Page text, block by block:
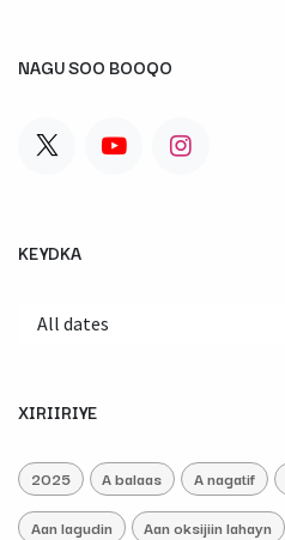
NAGU SOO BOOQO
KEYDKA
XIRIIRIYE
2025 A balaas A nagatif
Aan lagudin Aan oksijiin lahayn